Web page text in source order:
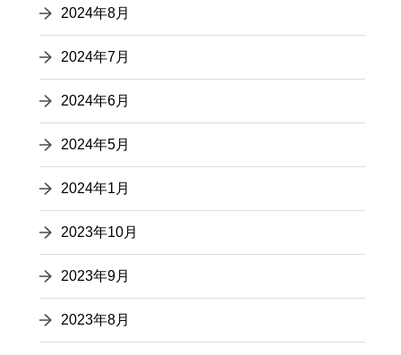
2024年8月
2024年7月
2024年6月
2024年5月
2024年1月
2023年10月
2023年9月
2023年8月